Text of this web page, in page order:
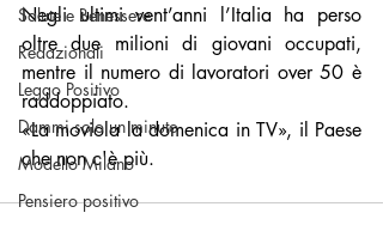
Salute e Benessere
Redazionali
Leggo Positivo
Dammi solo un minuto
Modello Milano
Pensiero positivo
Negli ultimi vent’anni l’Italia ha perso
oltre due milioni di giovani occupati,
mentre il numero di lavoratori over 50 è
raddoppiato.
«La moviola la domenica in TV», il Paese
che non c'è più.